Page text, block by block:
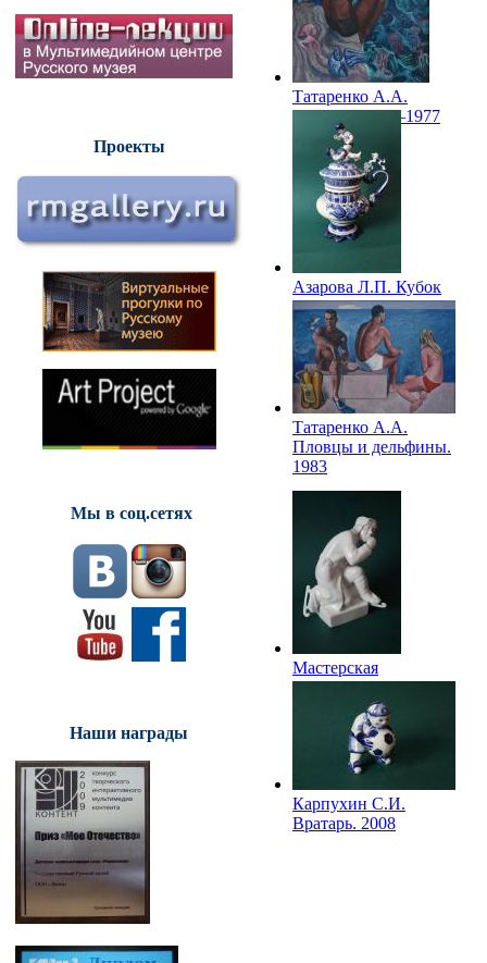
Проекты
Мы в соц.сетях
Наши награды
Татаренко А.А.
Пловцы. 1964–1977
Азарова Л.П. Кубок
«Юные футболисты».
1982
Татаренко А.А.
Пловцы и дельфины.
1983
Мастерская
И.Клименкова.
Мальчик на коньках.
Карпухин С.И.
Вратарь. 2008